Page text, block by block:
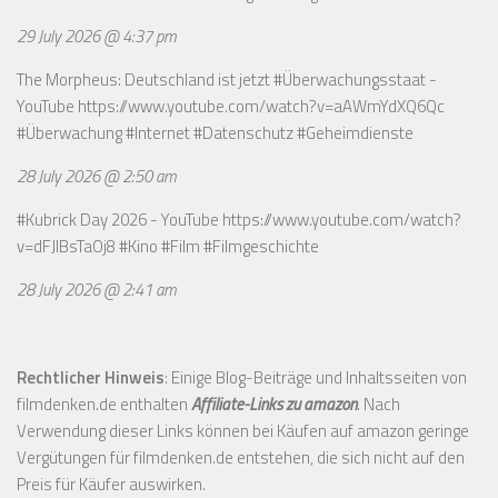
29 July 2026 @ 4:37 pm
The Morpheus: Deutschland ist jetzt #Überwachungsstaat -
YouTube https://www.youtube.com/watch?v=aAWmYdXQ6Qc
#Überwachung #Internet #Datenschutz #Geheimdienste
28 July 2026 @ 2:50 am
#Kubrick Day 2026 - YouTube https://www.youtube.com/watch?
v=dFJIBsTaOj8#Kino #Film #Filmgeschichte
28 July 2026 @ 2:41 am
Rechtlicher Hinweis: Einige Blog-Beiträge und Inhaltsseiten von
filmdenken.de enthaltenAffiliate-Links zu amazon. Nach
Verwendung dieser Links können bei Käufen auf amazon geringe
Vergütungen für filmdenken.de entstehen, die sich nicht auf den
Preis für Käufer auswirken.